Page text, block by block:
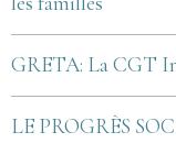
GRETA: La CGT
LE PROGRÈS